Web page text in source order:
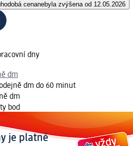
cenanebyla zvýšena od 12.05.2026
dny
dm
dm do 60 minut
dm
bod
je platné